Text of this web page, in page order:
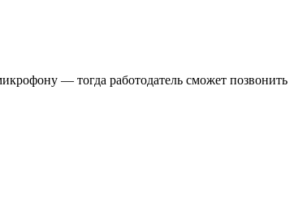
— тогда работодатель сможет позвонить